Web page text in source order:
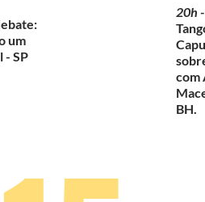
20h -
com
BH.
um
- SP